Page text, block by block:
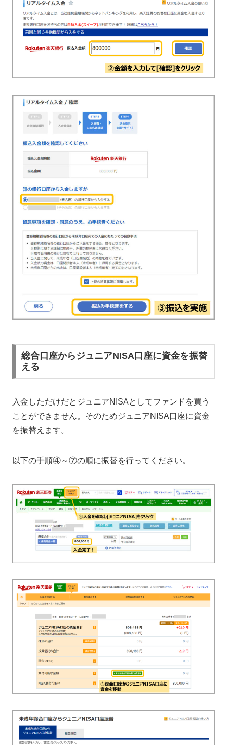
総合口座からジュニアNISA口座に資金を振替
える
入金しただけだとジュニアNISAとしてファンドを買う
ことができません。そのためジュニアNISA口座に資金
を振替えます。
以下の手順④～⑦の順に振替を行ってください。